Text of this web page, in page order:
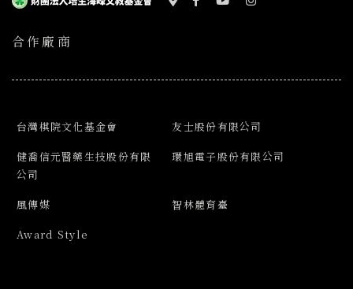
合作廠商
台灣棋院文化基金會
友士股份有限公司
健喬信元醫藥生技股份有限
公司
環旭電子股份有限公司
風傳媒
智林體育臺
Award Style